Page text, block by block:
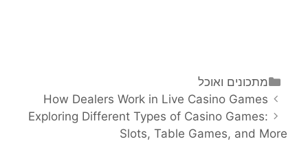
קטגוריות
מתכונים ואוכל
ניווט
פוסטים
How Dealers Work in Live Casino Games
Exploring Different Types of Casino Games:
Slots, Table Games, and More